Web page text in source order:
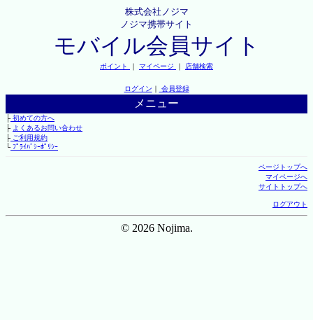
株式会社ノジマ
ノジマ携帯サイト
モバイル会員サイト
ポイント ｜ マイページ ｜ 店舗検索
ログイン ｜ 会員登録
メニュー
├初めての方へ
├ よくあるお問い合わせ
├ご利用規約
└ﾌﾟﾗｲﾊﾞｼｰﾎﾟﾘｼｰ
ページトップへ
マイページへ
サイトトップへ
ログアウト
© 2026 Nojima.